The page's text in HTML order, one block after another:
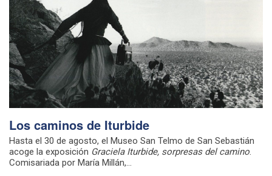
Los caminos de Iturbide
Hasta el 30 de agosto, el Museo San Telmo de San Sebastián
acoge la exposición Graciela Iturbide, sorpresas del camino.
Comisariada por María Millán,...